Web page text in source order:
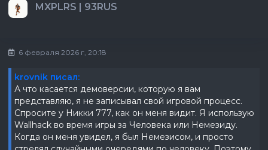
MXPLRS | 93RUS
6 февраля 2026 г, 20:18
krovnik писал:
А что касается демоверсии, которую я вам
представляю, я не записывал свой игровой процесс.
Спросите у Никки 777, как он меня видит. Я использую
Wallhack во время игры за Человека или Немезиду.
Когда он меня увидел, я был Немезисом, и просто